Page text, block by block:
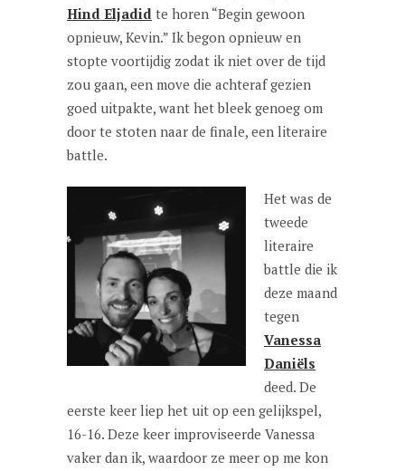
Hind Eljadid te horen “Begin gewoon
opnieuw, Kevin.” Ik begon opnieuw en
stopte voortijdig zodat ik niet over de tijd
zou gaan, een move die achteraf gezien
goed uitpakte, want het bleek genoeg om
door te stoten naar de finale, een literaire
battle.
Het was de
tweede
literaire
battle die ik
deze maand
tegen
Vanessa
Daniëls
deed. De
eerste keer liep het uit op een gelijkspel,
16-16. Deze keer improviseerde Vanessa
vaker dan ik, waardoor ze meer op me kon